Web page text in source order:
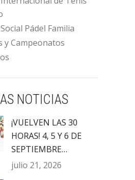
Pádel Familia
y Campeonatos
NOTICIAS
¡VUELVEN LAS 30
HORAS! 4, 5 Y 6 DE
SEPTIEMBRE…
julio 21, 2026